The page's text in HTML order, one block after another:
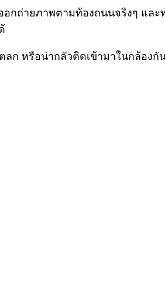
ถ่ายภาพตามท้องถนนจริงๆ และท
ก หรือน่ากลัวติดเข้ามาในกล้องกั